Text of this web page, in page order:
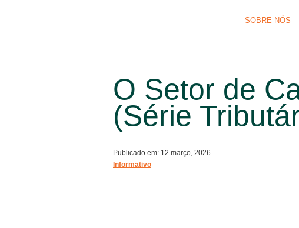
SOBRE NÓS
O Setor de
(Série
Publicado em: 12 março, 2026
Informativo